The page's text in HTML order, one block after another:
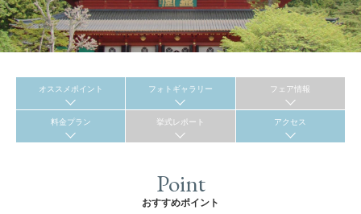
オススメポイント フォトギャラリー フェア情報
料金プラン 挙式レポート アクセス
Point
おすすめポイント